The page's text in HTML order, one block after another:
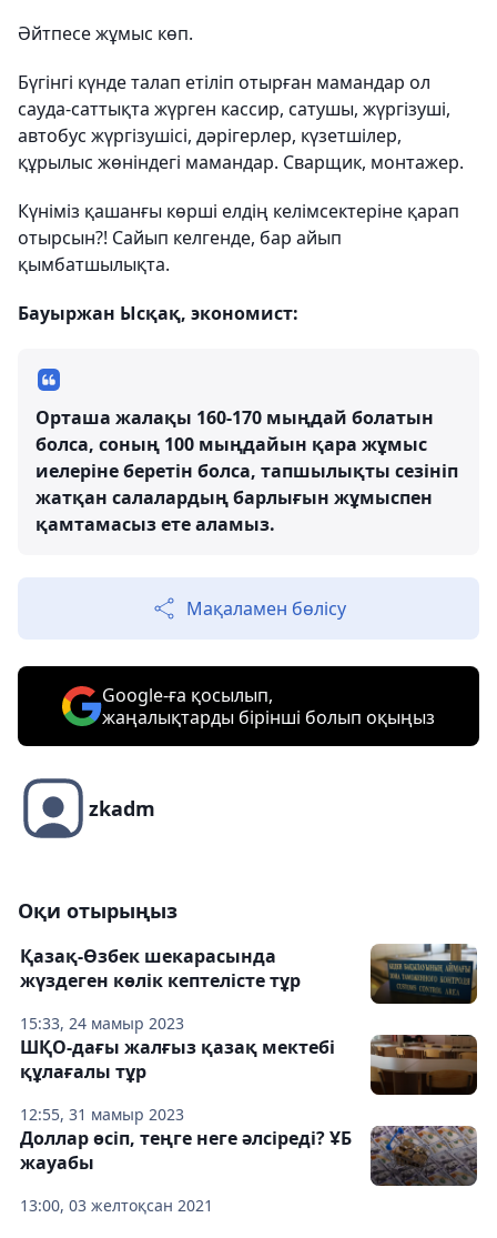
Әйтпесе жұмыс көп.
Бүгінгі күнде талап етіліп отырған мамандар ол
сауда-саттықта жүрген кассир, сатушы, жүргізуші,
автобус жүргізушісі, дәрігерлер, күзетшілер,
құрылыс жөніндегі мамандар. Сварщик, монтажер.
Күніміз қашанғы көрші елдің келімсектеріне қарап
отырсын?! Сайып келгенде, бар айып
қымбатшылықта.
Бауыржан Ысқақ, экономист:
Орташа жалақы 160-170 мыңдай болатын
болса, соның 100 мыңдайын қара жұмыс
иелеріне беретін болса, тапшылықты сезініп
жатқан салалардың барлығын жұмыспен
қамтамасыз ете аламыз.
Мақаламен бөлісу
Google-ға қосылып,
жаңалықтарды бірінші болып оқыңыз
zkadm
Оқи отырыңыз
15:33, 24 мамыр 2023
Қазақ-Өзбек шекарасында
жүздеген көлік кептелісте тұр
12:55, 31 мамыр 2023
ШҚО-дағы жалғыз қазақ мектебі
құлағалы тұр
13:00, 03 желтоқсан 2021
Доллар өсіп, теңге неге әлсіреді? ҰБ
жауабы